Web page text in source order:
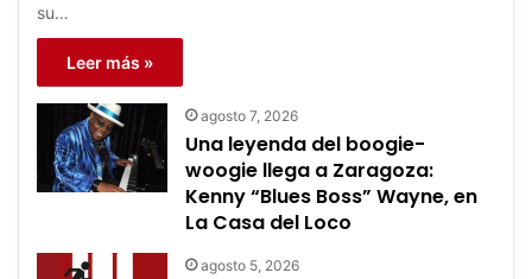
su…
Leer más »
agosto 7, 2026
Una leyenda del boogie-
woogie llega a Zaragoza:
Kenny “Blues Boss” Wayne, en
La Casa del Loco
agosto 5, 2026